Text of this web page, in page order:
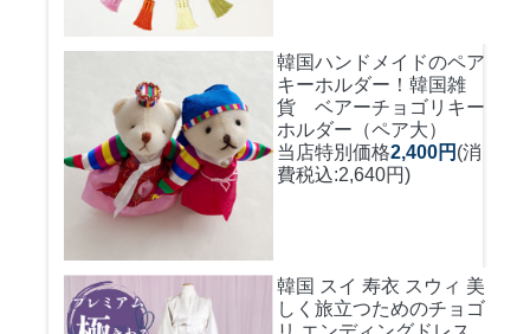
韓国ハンドメイドのペア
キーホルダー！ 韓国雑
貨 ベアーチョゴリキー
ホルダー（ペア大）
当店特別価格2,400円 (消
費税込:2,640円)
韓国 スイ 寿衣 スウィ 美
しく旅立つためのチョゴ